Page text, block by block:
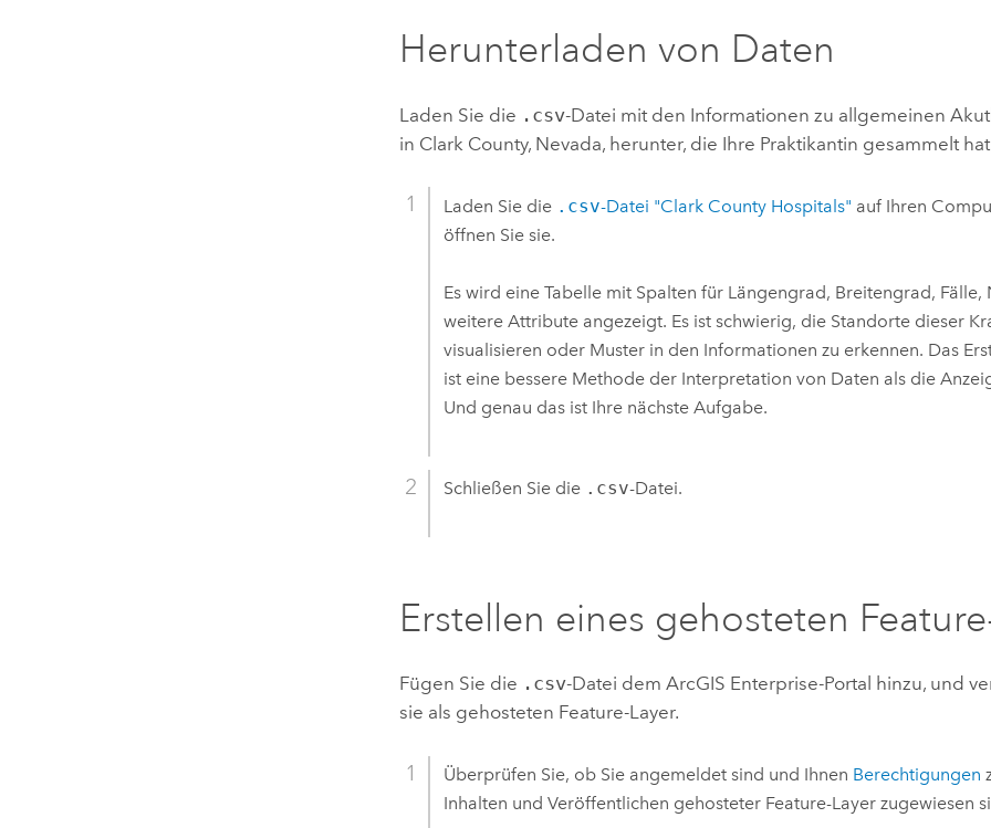
Herunterladen von Daten
Laden Sie die .csv-Datei mit den Informationen zu allgemeinen
in Clark County, Nevada, herunter, die Ihre Praktikantin gesammelt
Laden Sie die .csv-Datei "Clark County Hospitals" auf Ihren
öffnen Sie sie.
Es wird eine Tabelle mit Spalten für Längengrad, Breitengrad, Fälle,
weitere Attribute angezeigt. Es ist schwierig, die Standorte dieser
visualisieren oder Muster in den Informationen zu erkennen. Das
ist eine bessere Methode der Interpretation von Daten als die
Und genau das ist Ihre nächste Aufgabe.
Schließen Sie die .csv-Datei.
Erstellen eines gehosteten
Fügen Sie die .csv-Datei demArcGIS Enterprise-Portal hinzu, und
sie als gehosteten Feature-Layer.
Überprüfen Sie, ob Sie angemeldet sind und Ihnen Berechtigungen
Inhalten und Veröffentlichen gehosteter Feature-Layer zugewiesen